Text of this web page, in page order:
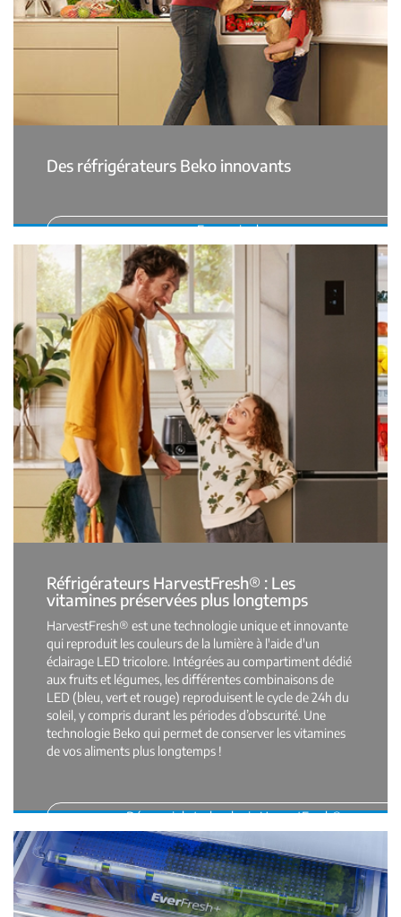
Des réfrigérateurs Beko innovants
En savoir plus
Réfrigérateurs HarvestFresh® : Les
vitamines préservées plus longtemps
HarvestFresh® est une technologie unique et innovante
qui reproduit les couleurs de la lumière à l'aide d'un
éclairage LED tricolore. Intégrées au compartiment dédié
aux fruits et légumes, les différentes combinaisons de
LED (bleu, vert et rouge) reproduisent le cycle de 24h du
soleil, y compris durant les périodes d’obscurité. Une
technologie Beko qui permet de conserver les vitamines
de vos aliments plus longtemps !
Découvrir la technologie HarvestFresh®